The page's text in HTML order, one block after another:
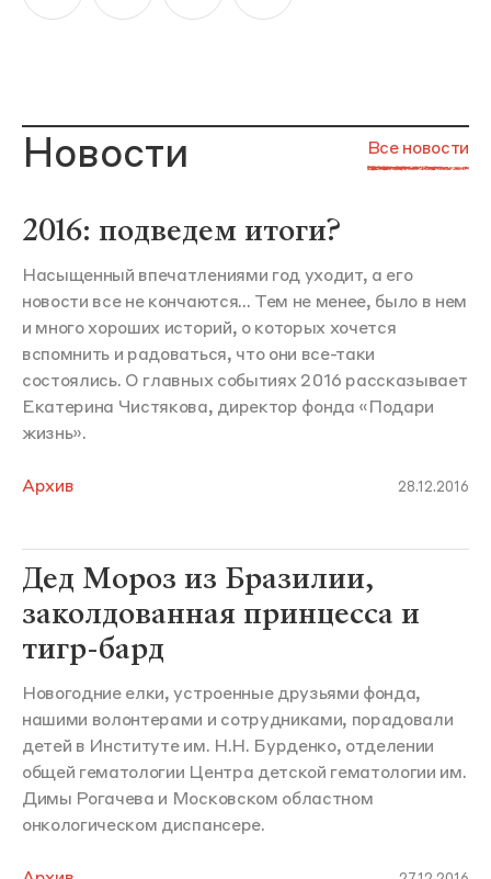
Новости Все новости
2016: подведем итоги?
Насыщенный впечатлениями год уходит, а его
новости все не кончаются... Тем не менее, было в нем
и много хороших историй, о которых хочется
вспомнить и радоваться, что они все-таки
состоялись. О главных событиях 2016 рассказывает
Екатерина Чистякова, директор фонда «Подари
жизнь».
Архив 28.12.2016
Дед Мороз из Бразилии,
заколдованная принцесса и
тигр-бард
Новогодние елки, устроенные друзьями фонда,
нашими волонтерами и сотрудниками, порадовали
детей в Институте им. Н.Н. Бурденко, отделении
общей гематологии Центра детской гематологии им.
Димы Рогачева и Московском областном
онкологическом диспансере.